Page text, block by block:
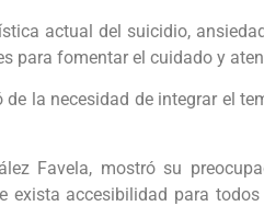
actual del suicidio,
para fomentar el cuidado y
de la necesidad de integrar el
Favela, mostró su
exista accesibilidad para